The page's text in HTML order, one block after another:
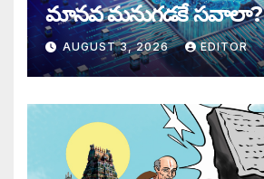
మానవ మనుగడకే సవాలా?
AUGUST 3, 2026 EDITOR